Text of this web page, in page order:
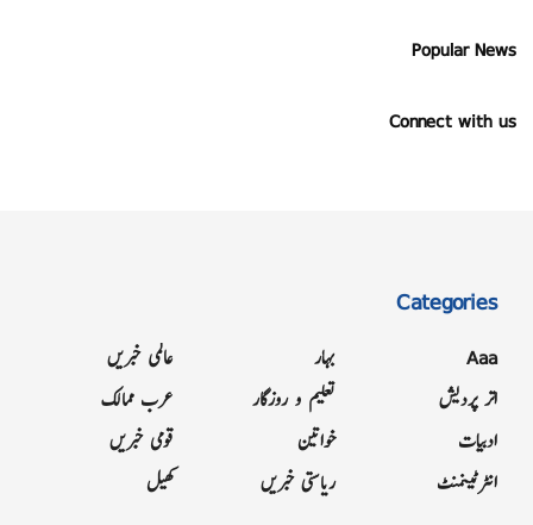
Popular News
Connect with us
Categories
Aaa
اتر پردیش
ادبیات
انٹرٹینمنٹ
بہار
تعلیم و روزگار
خواتین
ریاستی خبریں
عالمی خبریں
عرب ممالک
قومی خبریں
کھیل